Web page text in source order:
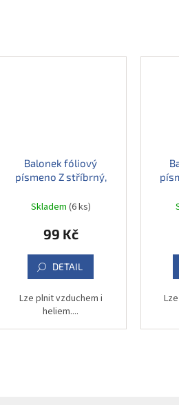
Balonek fóliový
písmeno Z stříbrný,
Skladem (6 ks)
99 Kč
DETAIL
Lze plnit vzduchem i
heliem....